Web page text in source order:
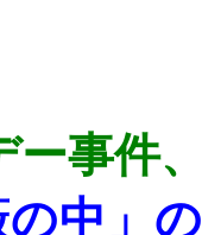
ー事件
の中」